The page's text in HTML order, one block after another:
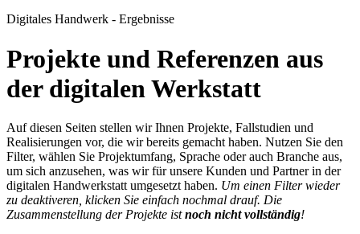
Digitales Handwerk - Ergebnisse
Projekte und Referenzen aus
der digitalen Werkstatt
Auf diesen Seiten stellen wir Ihnen Projekte, Fallstudien und
Realisierungen vor, die wir bereits gemacht haben. Nutzen Sie den
Filter, wählen Sie Projektumfang, Sprache oder auch Branche aus,
um sich anzusehen, was wir für unsere Kunden und Partner in der
digitalen Handwerkstatt umgesetzt haben. Um einen Filter wieder
zu deaktiveren, klicken Sie einfach nochmal drauf. Die
Zusammenstellung der Projekte istnoch nicht vollständig!